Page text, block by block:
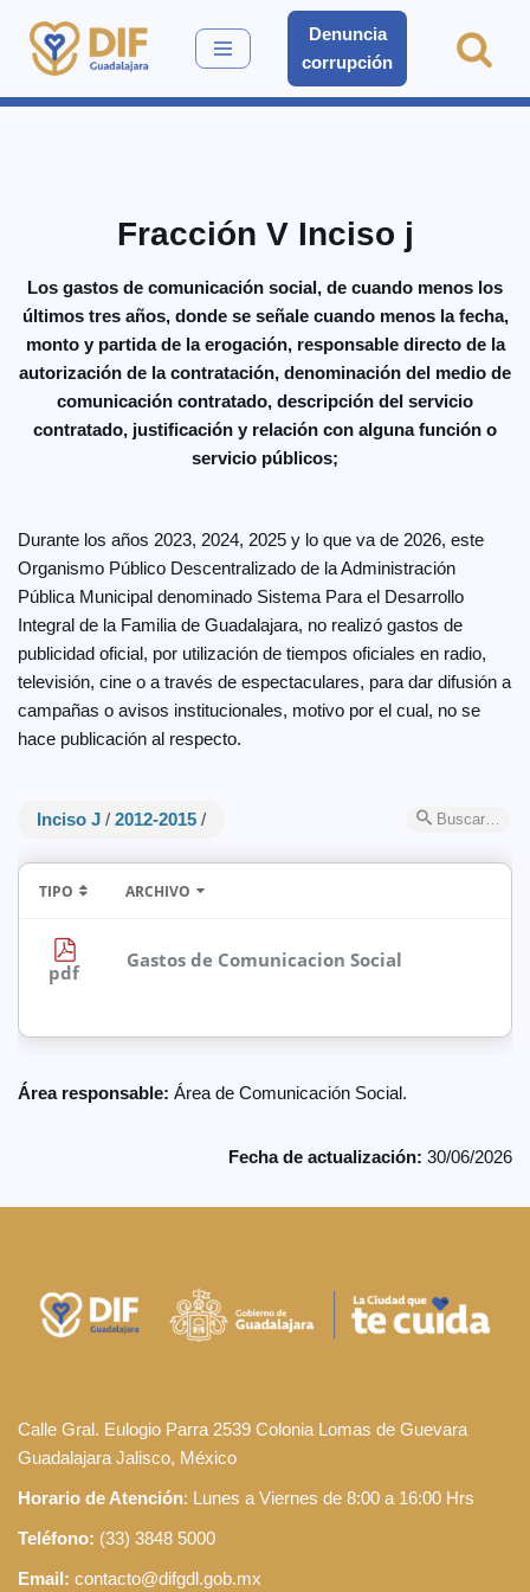
Saltar
Denuncia
corrupción
Fracción V Inciso j
Los gastos de comunicación social, de cuando menos los
últimos tres años, donde se señale cuando menos la fecha,
monto y partida de la erogación, responsable directo de la
autorización de la contratación, denominación del medio de
comunicación contratado, descripción del servicio
contratado, justificación y relación con alguna función o
servicio públicos;
Durante los años 2023, 2024, 2025 y lo que va de 2026, este
Organismo Público Descentralizado de la Administración
Pública Municipal denominado Sistema Para el Desarrollo
Integral de la Familia de Guadalajara, no realizó gastos de
publicidad oficial, por utilización de tiempos oficiales en radio,
televisión, cine o a través de espectaculares, para dar difusión a
campañas o avisos institucionales, motivo por el cual, no se
hace publicación al respecto.
Inciso J / 2012-2015 / Buscar…
TIPO ARCHIVO
pdf
Gastos de Comunicacion Social
Área responsable: Área de Comunicación Social.
Fecha de actualización: 30/06/2026
Calle Gral. Eulogio Parra 2539 Colonia Lomas de Guevara
Guadalajara Jalisco, México
Horario de Atención: Lunes a Viernes de 8:00 a 16:00 Hrs
Teléfono: (33) 3848 5000
Email: contacto@difgdl.gob.mx